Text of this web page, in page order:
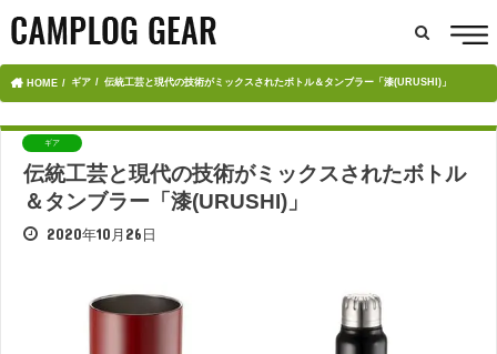
HOME ギア 伝統工芸と現代の技術がミックスされたボトル＆タンブラー「漆(URUSHI)」
ギア
伝統工芸と現代の技術がミックスされたボトル
＆タンブラー「漆(URUSHI)」
2020年10月26日